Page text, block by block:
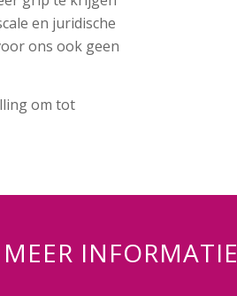
en juridische
ons ook geen
om tot
INFORMATIE